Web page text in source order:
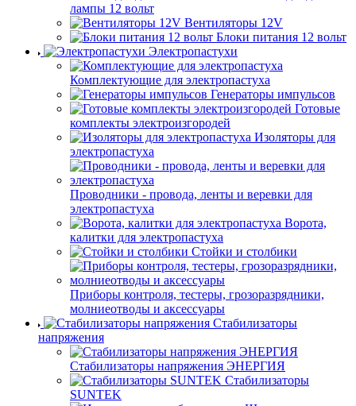
лампы 12 вольт
Вентиляторы 12V
Блоки питания 12 вольт
Электропастухи
Комплектующие для электропастуха
Генераторы импульсов
Готовые
комплекты электроизгородей
Изоляторы для
электропастуха
Проводники - провода, ленты и веревки для
электропастуха
Ворота,
калитки для электропастуха
Стойки и столбики
Приборы контроля, тестеры, грозоразрядники,
молниеотводы и аксессуары
Стабилизаторы
напряжения
Стабилизаторы напряжения ЭНЕРГИЯ
Стабилизаторы
SUNTEK